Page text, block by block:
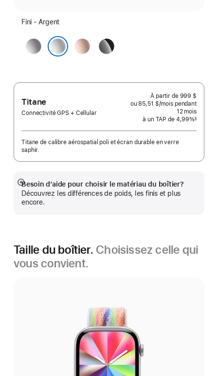
Fini - Argent
Gris
cosmique
Or
rose
Noir
de
Titane
Connectivité GPS + Cellular
À partir de 999 $
ou 85,51 $/mois par
mois
pendant
12 mois
à un TAP de 4,99%§
Titane de calibre aérospatial poli et écran durable en verre
saphir.
Besoin d’aide pour choisir le matériau du boîtier?
Découvrez les différences de poids, les finis et plus
encore.
En
montrer
plus
Taille du boîtier. Choisissez celle qui
vous convient.